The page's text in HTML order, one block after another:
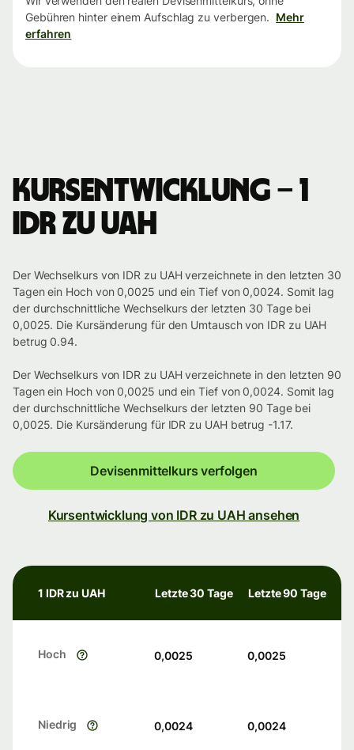
Gebühren hinter einem Aufschlag zu verbergen. Mehr
erfahren
Kursentwicklung – 1
IDR zu UAH
Der Wechselkurs von IDR zu UAH verzeichnete in den letzten 30
Tagen ein Hoch von 0,0025 und ein Tief von 0,0024. Somit lag
der durchschnittliche Wechselkurs der letzten 30 Tage bei
0,0025. Die Kursänderung für den Umtausch von IDR zu UAH
betrug 0.94.
Der Wechselkurs von IDR zu UAH verzeichnete in den letzten 90
Tagen ein Hoch von 0,0025 und ein Tief von 0,0024. Somit lag
der durchschnittliche Wechselkurs der letzten 90 Tage bei
0,0025. Die Kursänderung für IDR zu UAH betrug -1.17.
Devisenmittelkurs verfolgen
Kursentwicklung von IDR zu UAH ansehen
1 IDR zu UAH Letzte 30 Tage Letzte 90 Tage
Hoch 0,0025 0,0025
Niedrig 0,0024 0,0024